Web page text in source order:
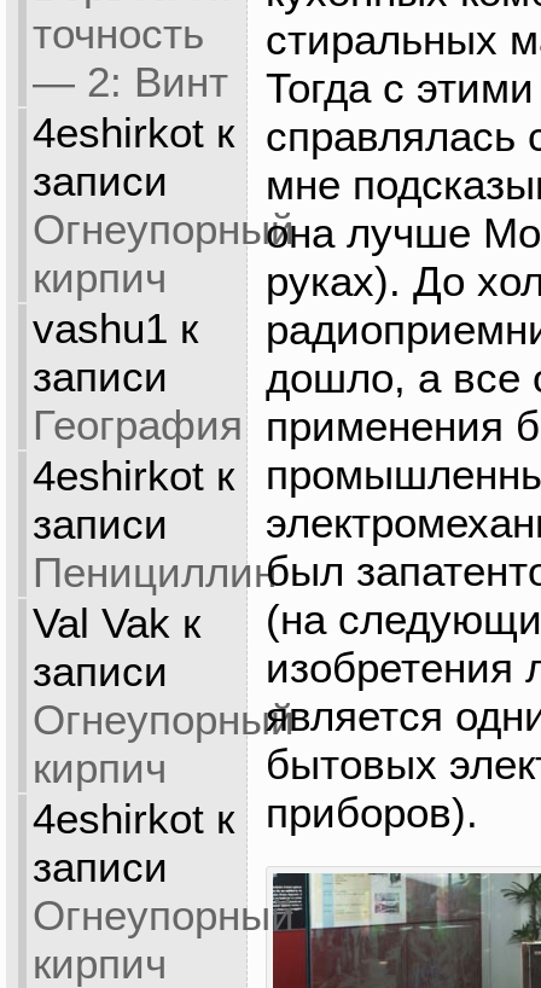
точность
— 2: Винт
4eshirkotк
записи
Огнеупорный
кирпич
vashu1 к
записи
География
4eshirkotк
записи
Пенициллин
Val Vak к
записи
Огнеупорный
кирпич
4eshirkotк
записи
Огнеупорный
кирпич
стиральных
Тогда с
справлялась
мне
она лучше
руках). До
дошло, а все
применения
был
(на
изобретения
является
бытовых
приборов).